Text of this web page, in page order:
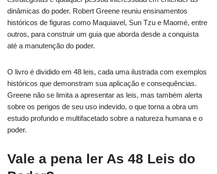
dinâmicas do poder. Robert Greene reuniu ensinamentos
históricos de figuras como Maquiavel, Sun Tzu e Maomé, entre
outros, para construir um guia que aborda desde a conquista
até a manutenção do poder.
O livro é dividido em 48 leis, cada uma ilustrada com exemplos
históricos que demonstram sua aplicação e consequências.
Greene não se limita a apresentar as leis, mas também alerta
sobre os perigos de seu uso indevido, o que torna a obra um
estudo profundo e multifacetado sobre a natureza humana e o
poder.
Vale a pena ler As 48 Leis do